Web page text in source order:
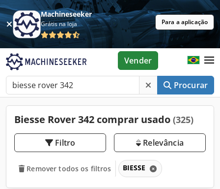
Machineseeker
Grátis na loja Para a aplicação
Procurar
Vender
Biesse Rover 342 comprar usado (325)
Filtro Relevância
Remover todos os filtros BIESSE